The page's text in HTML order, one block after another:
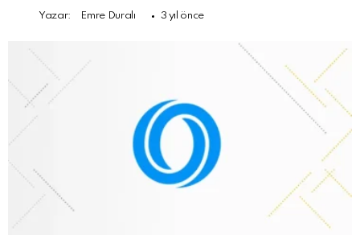
Yazar: Emre Duralı 3 yıl önce